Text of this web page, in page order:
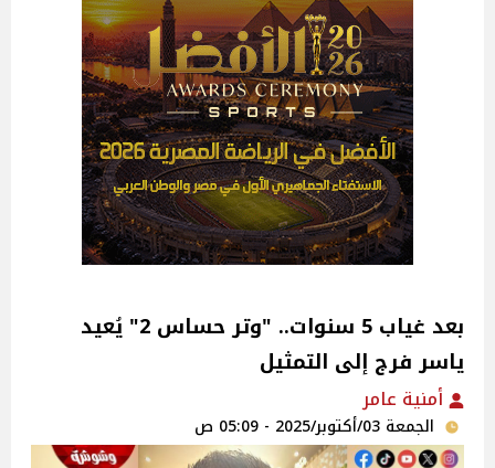
بعد غياب 5 سنوات.. "وتر حساس 2" يُعيد
ياسر فرج إلى التمثيل
أمنية عامر
الجمعة 03/أكتوبر/2025 - 05:09 ص